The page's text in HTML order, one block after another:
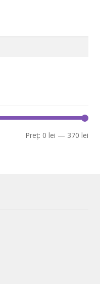
Preț: 0 lei — 370 lei